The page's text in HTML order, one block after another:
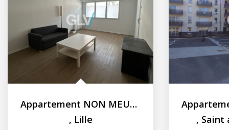
Appartement NON MEUBLÉ Lille 3 pièce(s)
, Lille , Saint